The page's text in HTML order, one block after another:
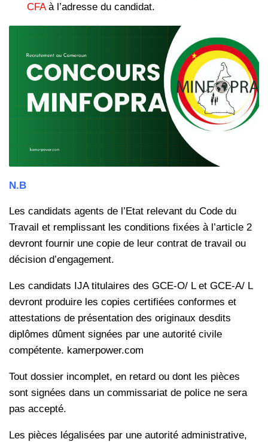
CFAà l’adresse du candidat.
N.B
Les candidats agents de l’Etat relevant du Code du
Travail et remplissant les conditions fixées à l’article 2
devront fournir une copie de leur contrat de travail ou
décision d’engagement.
Les candidats IJA titulaires des GCE-O/ L et GCE-A/ L
devront produire les copies certifiées conformes et
attestations de présentation des originaux desdits
diplômes dûment signées par une autorité civile
compétente. kamerpower.com
Tout dossier incomplet, en retard ou dont les pièces
sont signées dans un commissariat de police ne sera
pas accepté.
Les pièces légalisées par une autorité administrative,